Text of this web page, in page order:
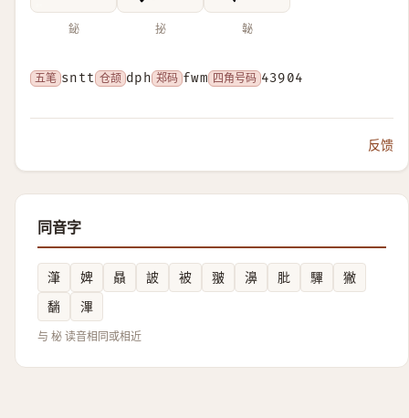
鉍 㧙 䪐
五笔 sntt 仓颉 dph 郑码 fwm 四角号码 43904
反馈
同音字
潷 婢 贔 詖 被 翍 濞 肶 驆
獙
䭱
滭
与 柲 读音相同或相近